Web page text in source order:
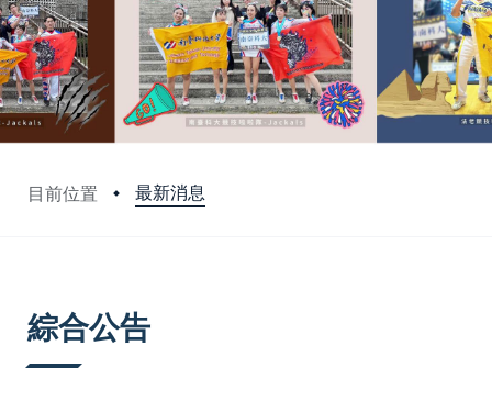
目前位置 最新消息
綜合公告